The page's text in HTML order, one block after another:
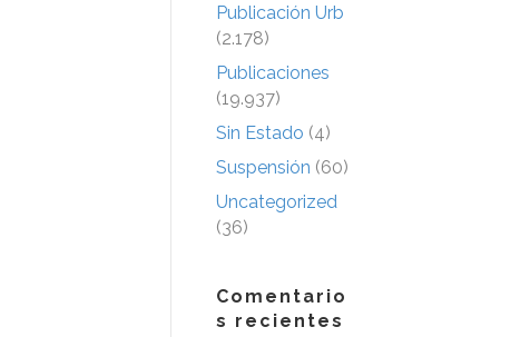
Publicación Urb
(2.178)
Publicaciones
(19.937)
Sin Estado (4)
Suspensión (60)
Uncategorized
(36)
Comentario
s recientes